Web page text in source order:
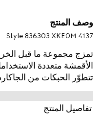
وصف المنتج
Style ‎836303 XKE0M 4137
الأقمشة متعددة
كامل القماش، بينما يضفي
لمسة أناقة وروعة.
تفاصيل المنتج